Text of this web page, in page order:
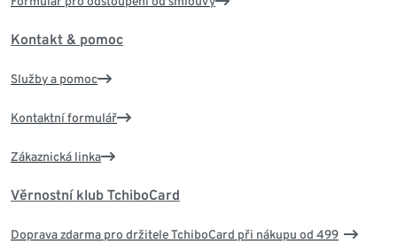
Kontakt & pomoc
Služby a pomoc
Kontaktní formulář
Zákaznická linka
Věrnostní klub TchiboCard
Doprava zdarma pro držitele TchiboCard při nákupu od 499